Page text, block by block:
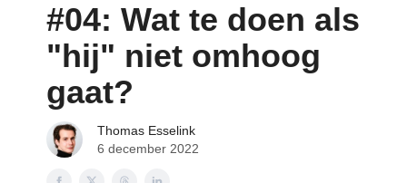
#04: Wat te doen als
"hij" niet omhoog
gaat?
Thomas Esselink
6 december 2022